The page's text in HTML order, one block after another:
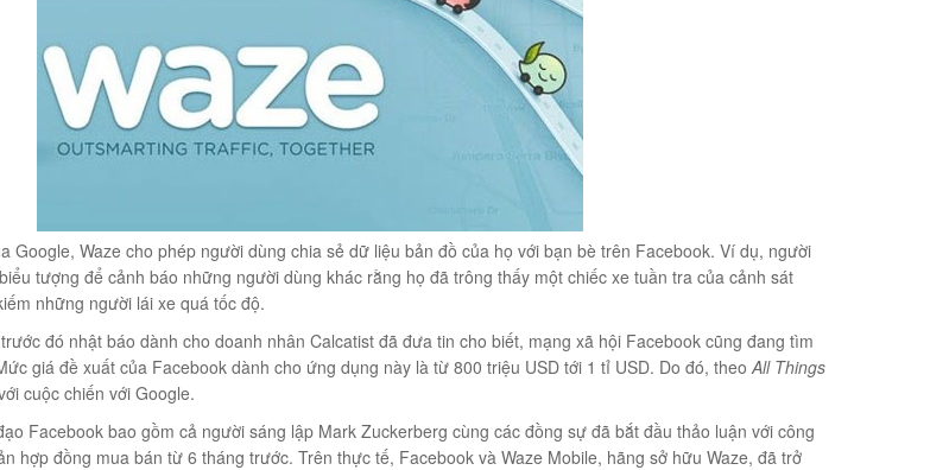
Google, Waze cho phép người dùng chia sẻ dữ liệu bản đồ của họ với bạn bè trên Facebook. Ví dụ, người
tượng để cảnh báo những người dùng khác rằng họ đã trông thấy một chiếc xe tuần tra của cảnh sát
những người lái xe quá tốc độ.
đó nhật báo dành cho doanh nhân Calcatist đã đưa tin cho biết, mạng xã hội Facebook cũng đang tìm
giá đề xuất của Facebook dành cho ứng dụng này là từ 800 triệu USD tới 1 tỉ USD. Do đó, theoAll Things
cuộc chiến với Google.
Facebook bao gồm cả người sáng lập Mark Zuckerberg cùng các đồng sự đã bắt đầu thảo luận với công
hợp đồng mua bán từ 6 tháng trước. Trên thực tế, Facebook và Waze Mobile, hãng sở hữu Waze, đã trở